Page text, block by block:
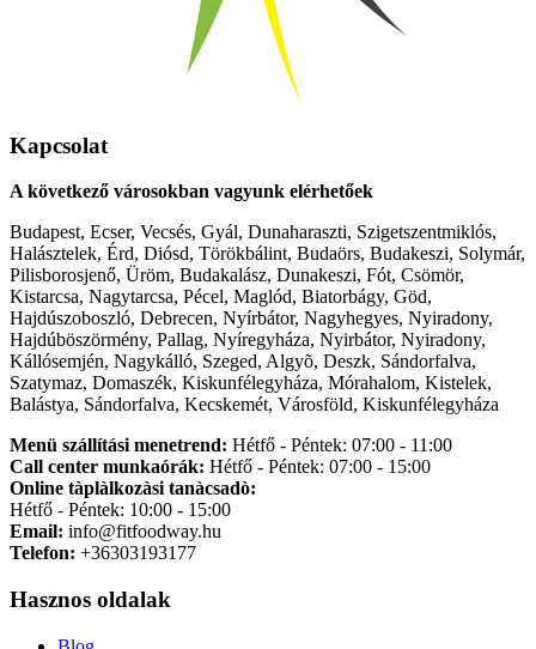
Kapcsolat
A következő városokban vagyunk elérhetőek
Budapest, Ecser, Vecsés, Gyál, Dunaharaszti, Szigetszentmiklós,
Halásztelek, Érd, Diósd, Törökbálint, Budaörs, Budakeszi, Solymár,
Pilisborosjenő, Üröm, Budakalász, Dunakeszi, Fót, Csömör,
Kistarcsa, Nagytarcsa, Pécel, Maglód, Biatorbágy, Göd,
Hajdúszoboszló, Debrecen, Nyírbátor, Nagyhegyes, Nyiradony,
Hajdúböszörmény, Pallag, Nyíregyháza, Nyirbátor, Nyiradony,
Kállósemjén, Nagykálló, Szeged, Algyõ, Deszk, Sándorfalva,
Szatymaz, Domaszék, Kiskunfélegyháza, Mórahalom, Kistelek,
Balástya, Sándorfalva, Kecskemét, Városföld, Kiskunfélegyháza
Menü szállítási menetrend: Hétfő - Péntek: 07:00 - 11:00
Call center munkaórák: Hétfő - Péntek: 07:00 - 15:00
Online tàplàlkozàsi tanàcsadò:
Hétfő - Péntek: 10:00 - 15:00
Email: info@fitfoodway.hu
Telefon: +36303193177
Hasznos oldalak